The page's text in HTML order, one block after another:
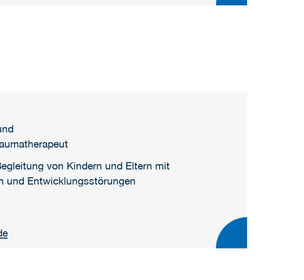
von Kindern und Eltern mit
und Entwicklungsstörungen